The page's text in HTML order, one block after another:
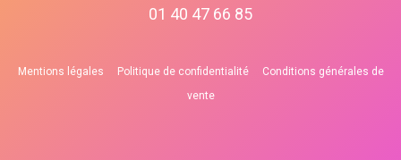
01 40 47 66 85
Mentions légales Politique de confidentialité
Conditions générales de
vente